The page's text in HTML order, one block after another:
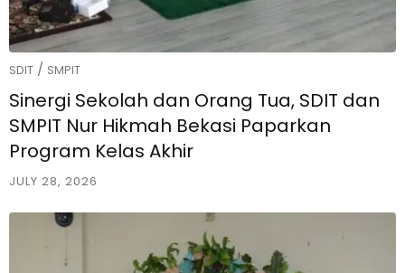
SDIT / SMPIT
Sinergi Sekolah dan Orang Tua, SDIT dan
SMPIT Nur Hikmah Bekasi Paparkan
Program Kelas Akhir
JULY 28, 2026